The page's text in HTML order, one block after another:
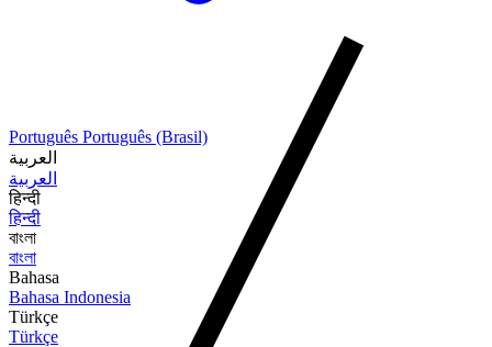
Português Português (Brasil)
العربية
العربية
हिन्दी
हिन्दी
বাংলা
বাংলা
Bahasa
Bahasa Indonesia
Türkçe
Türkçe